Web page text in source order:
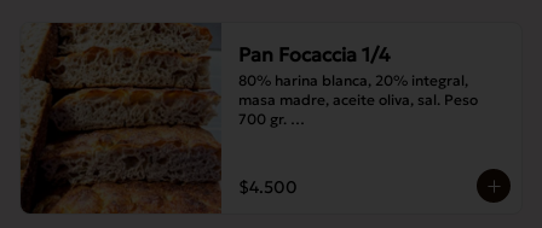
Pan Focaccia 1/4
80% harina blanca, 20% integral,
masa madre, aceite oliva, sal. Peso
700 gr.
$4.500